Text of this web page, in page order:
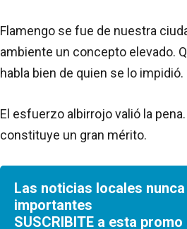
Flamengo se fue de nuestra
ambiente un concepto elevado.
habla bien de quien se lo impidió.
El esfuerzo albirrojo valió la
constituye un gran mérito.
Las noticias locales
importantes
SUSCRIBITE a esta